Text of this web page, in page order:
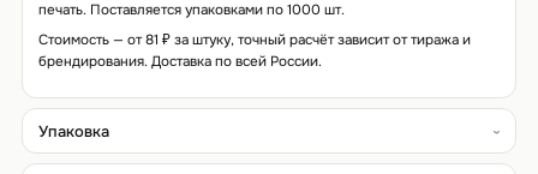
печать. Поставляется упаковками по 1000 шт.
Стоимость — от 81 ₽ за штуку, точный расчёт зависит от тиража и
брендирования. Доставка по всей России.
Упаковка